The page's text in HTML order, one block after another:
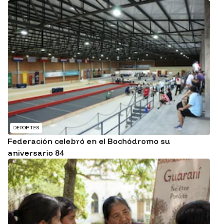
DEPORTES
Federación celebró en el Bochódromo su
aniversario 84